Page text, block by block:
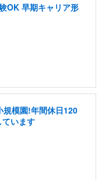
OK 早期キャリア形
規模園!年間休日120
います